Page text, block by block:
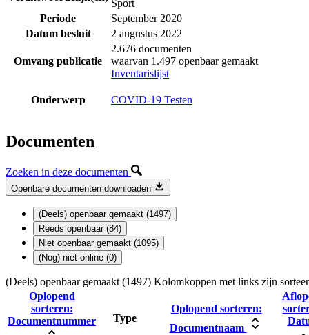
Sport
Periode
September 2020
Datum besluit
2 augustus 2022
Omvang publicatie
2.676 documenten
waarvan 1.497 openbaar gemaakt
Inventarislijst
Onderwerp COVID-19 Testen
Documenten
Zoeken in deze documenten
Openbare documenten downloaden
(Deels) openbaar gemaakt (1497)
Reeds openbaar (84)
Niet openbaar gemaakt (1095)
(Nog) niet online (0)
(Deels) openbaar gemaakt (1497) Kolomkoppen met links zijn
Oplopend
sorteren:
Documentnummer
Type
Oplopend sorteren:
Documentnaam